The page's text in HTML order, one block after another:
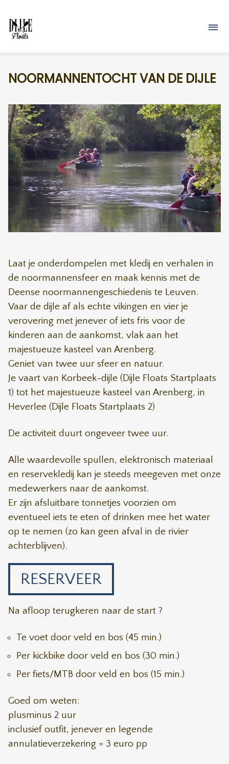
NOORMANNENTOCHT VAN DE DIJLE
Laat je onderdompelen met kledij en verhalen in
de noormannensfeer en maak kennis met de
Deense noormannengeschiedenis te Leuven.
Vaar de dijle af als echte vikingen en vier je
verovering met jenever of iets fris voor de
kinderen aan de aankomst, vlak aan het
majestueuze kasteel van Arenberg.
Geniet van twee uur sfeer en natuur.
Je vaart van Korbeek-dijle (Dijle Floats Startplaats
1) tot het majestueuze kasteel van Arenberg, in
Heverlee (Dijle Floats Startplaats 2)
De activiteit duurt ongeveer twee uur.
Alle waardevolle spullen, elektronisch materiaal
en reservekledij kan je steeds meegeven met onze
medewerkers naar de aankomst.
Er zijn afsluitbare tonnetjes voorzien om
eventueel iets te eten of drinken mee het water
op te nemen (zo kan geen afval in de rivier
achterblijven).
RESERVEER
Na afloop terugkeren naar de start ?
Te voet door veld en bos (45 min.)
Per kickbike door veld en bos (30 min.)
Per fiets/MTB door veld en bos (15 min.)
Goed om weten:
plusminus 2 uur
inclusief outfit, jenever en legende
annulatieverzekering = 3 euro pp